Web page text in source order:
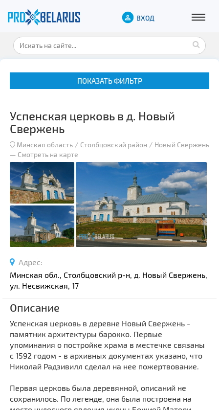
ВХОД
ПОКАЗАТЬ ФИЛЬТР
Музеи
Замки и дворцы
Военная история
Гражданская архитектура
Спортивные сооружения
Производства
Родовые усадьбы
Садово-парковая архитектура
Озера и водоемы
Памятники
Памятники археологии
Памятники геодезии
Памятники природы
Памятники известным людям
Церкви
Выберите область
Выберите населенный пункт
Успенская церковь в д. Новый
Свержень
Минская область Столбцовский район
Новый Свержень
— Смотреть на карте
Адрес:
Минская обл., Столбцовский р-н, д. Новый Свержень,
ул. Несвижская, 17
Описание
Успенская церковь в деревне Новый Свержень -
памятник архитектуры барокко. Первые
упоминания о постройке храма в местечке связаны
с 1592 годом - в архивных документах указано, что
Николай Радзивилл сделал на нее пожертвование.
Первая церковь была деревянной, описаний не
сохранилось. По легенде, она была построена на